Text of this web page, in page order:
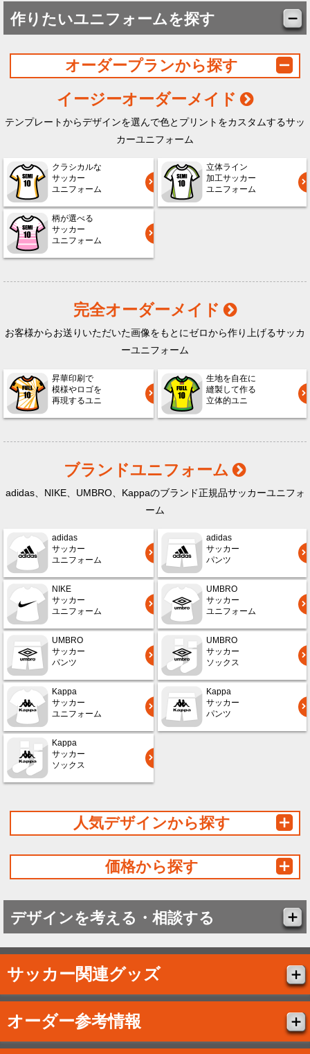
作りたいユニフォームを探す
オーダープランから探す
イージーオーダーメイド
テンプレートからデザインを選んで色とプリントをカスタムするサッ
カーユニフォーム
クラシカルな
サッカー
ユニフォーム
立体ライン
加工サッカー
ユニフォーム
柄が選べる
サッカー
ユニフォーム
完全オーダーメイド
お客様からお送りいただいた画像をもとにゼロから作り上げるサッカ
ーユニフォーム
昇華印刷で
模様やロゴを
再現するユニ
生地を自在に
縫製して作る
立体的ユニ
ブランドユニフォーム
adidas、NIKE、UMBRO、Kappaのブランド正規品サッカーユニフォ
ーム
adidas
サッカー
ユニフォーム
adidas
サッカー
パンツ
NIKE
サッカー
ユニフォーム
UMBRO
サッカー
ユニフォーム
UMBRO
サッカー
パンツ
UMBRO
サッカー
ソックス
Kappa
サッカー
ユニフォーム
Kappa
サッカー
パンツ
Kappa
サッカー
ソックス
人気デザインから探す
価格から探す
デザインを考える・相談する
サッカー関連グッズ
オーダー参考情報